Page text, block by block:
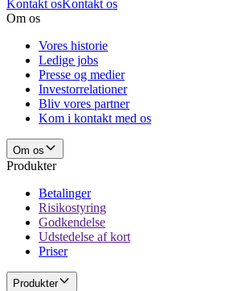
Kontakt osKontakt os
Om os
Vores historie
Ledige jobs
Presse og medier
Investorrelationer
Bliv vores partner
Kom i kontakt med os
Om os
Produkter
Betalinger
Risikostyring
Godkendelse
Udstedelse af kort
Priser
Produkter